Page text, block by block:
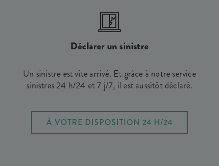
Déclarer un sinistre
Un sinistre est vite arrivé. Et grâce à notre service
sinistres 24 h/24 et 7 j/7, il est aussitôt déclaré.
À VOTRE DISPOSITION 24 H/24